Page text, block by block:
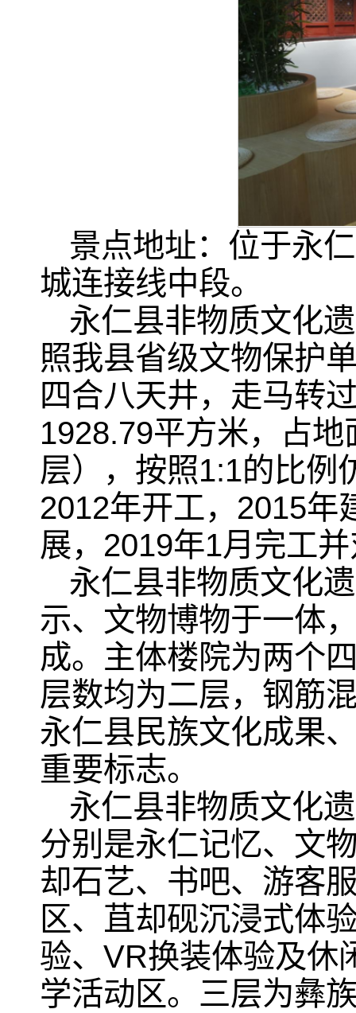
景点地址：位于永
城连接线中段。
永仁县非物质文化
照我县省级文物保护
四合八天井，走马转
1928.79平方米，占
层），按照1:1的比例
2012年开工，2015年
展，2019年1月完工
永仁县非物质文化
示、文物博物于一体
成。主体楼院为两个
层数均为二层，钢筋
永仁县民族文化成果
重要标志。
永仁县非物质文化
分别是永仁记忆、文
却石艺、书吧、游客
区、苴却砚沉浸式体
验、VR换装体验及休
学活动区。三层为彝